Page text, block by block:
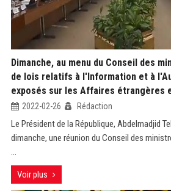
Dimanche, au menu du Conseil des
de lois relatifs à l'Information et à
exposés sur les Affaires étrangères
2022-02-26 Rédaction
Le Président de la République, Abdelmadjid
dimanche, une réunion du Conseil des
...
Voir plus